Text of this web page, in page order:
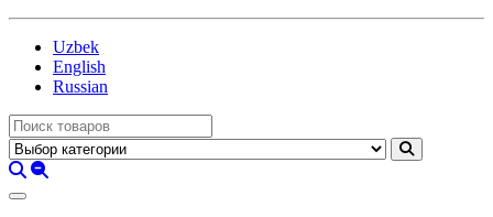
Uzbek
English
Russian